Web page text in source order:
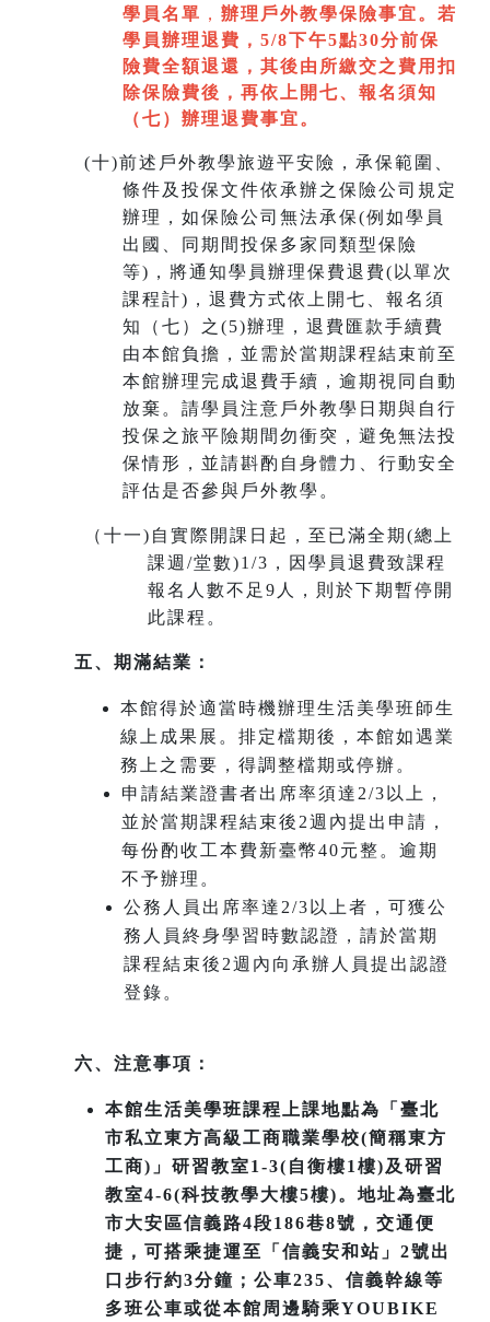
學員名單 ， 辦理戶外教學保險事宜。若
學員辦理退費，5/8下午5點30分前保
險費全額退還，其後由所繳交之費用扣
除保險費後，再依上開七、 報名須知
（七）辦理退費事宜。
(十)前述戶外教學旅遊平安險，承保範圍、
條件及投保文件依承辦之保險公司規定
辦理，如保險公司無法承保(例如學員
出國、同期間投保多家同類型保險
等)，將通知學員辦理保費退費(以單次
課程計)，退費方式依上開七、報名須
知（七）之(5)辦理，退費匯款手續費
由本館負擔，並需於當期課程結束前至
本館辦理完成退費手續， 逾期視同自動
放棄 。請學員注意戶外教學日期與自行
投保之旅平險期間勿衝突，避免無法投
保情形，並請斟酌自身體力、行動安全
評估是否參與戶外教學。
（十一) 自實際開課日起，至已滿全期(總上
課週/堂數)1/3，因學員退費致課程
報名人數不足9人，則於下期暫停開
此課程。
五、期滿結業：
本館得於適當時機辦理生活美學班師生
線上成果展。排定檔期後，本館如遇業
務上之需要，得調整檔期或停辦。
申請結業證書者出席率須達2/3以上，
並於當期課程結束後2週內提出申請，
每份酌收工本費新臺幣40元整。逾期
不予辦理。
公務人員出席率達2/3以上者，可獲公
務人員終身學習時數認證，請於當期
課程結束後2週內向承辦人員提出認證
登錄。
六、注意事項：
本館生活美學班課程上課地點為「臺北
市私立東方高級工商職業學校(簡稱東方
工商)」研習教室1-3(自衡樓1樓)及研習
教室4-6(科技教學大樓5樓)。地址為臺北
市大安區信義路4段186巷8號，交通便
捷，可搭乘捷運至「信義安和站」2號出
口步行約3分鐘；公車235、信義幹線等
多班公車或從本館周邊騎乘YOUBIKE